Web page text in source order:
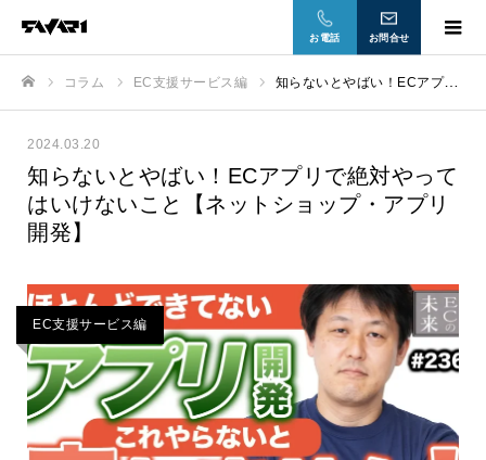
お電話 お問合せ
コラム EC支援サービス編 知らないとやばい！ECアプリで絶対やってはいけないこと【ネットショップ・アプリ開発】
2024.03.20
知らないとやばい！ECアプリで絶対やって
はいけないこと【ネットショップ・アプリ
開発】
EC支援サービス編